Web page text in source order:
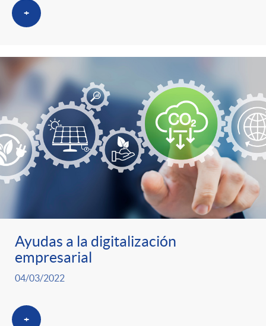
+
Ayudas a la digitalización
empresarial
04/03/2022
+